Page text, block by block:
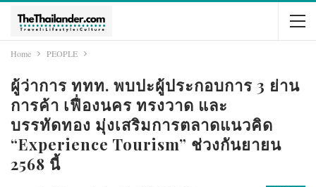
Home PEOPLE
ผู้ว่าการ ททท. พบปะผู้ประกอบการ 3 ย่าน
การค้า เฟื่องนคร ทรงวาด และ
บรรทัดทอง มุ่งเสริมการตลาดแนวคิด
“Experience Tourism” ช่วงกันยายน
2568 นี้